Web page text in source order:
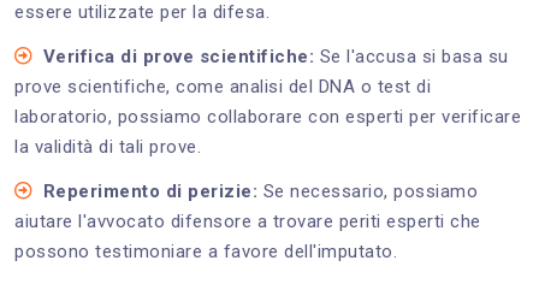
essere utilizzate per la difesa.
Verifica di prove scientifiche: Se l'accusa si basa su
prove scientifiche, come analisi del DNA o test di
laboratorio, possiamo collaborare con esperti per verificare
la validità di tali prove.
Reperimento di perizie: Se necessario, possiamo
aiutare l'avvocato difensore a trovare periti esperti che
possono testimoniare a favore dell'imputato.